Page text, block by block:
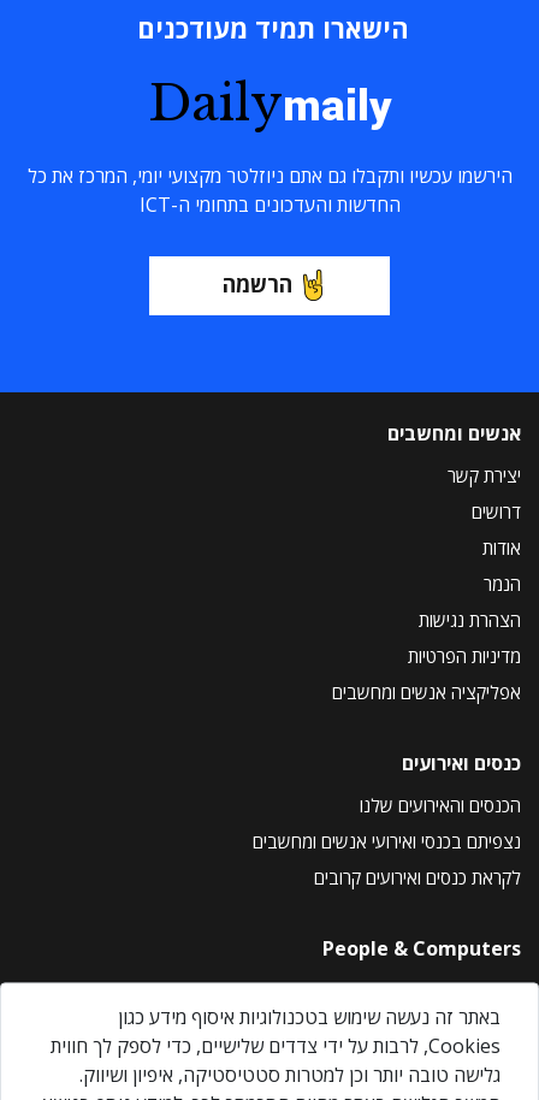
הישארו תמיד מעודכנים
Dailymaily
הירשמו עכשיו ותקבלו גם אתם ניוזלטר מקצועי יומי, המרכז את כל
החדשות והעדכונים בתחומי ה-ICT
הרשמה
אנשים ומחשבים
יצירת קשר
דרושים
אודות
הנמר
הצהרת נגישות
מדיניות הפרטיות
אפליקציה אנשים ומחשבים
כנסים ואירועים
הכנסים והאירועים שלנו
נצפיתם בכנסי ואירועי אנשים ומחשבים
לקראת כנסים ואירועים קרובים
People & Computers
About Us
Privacy Policy
Contact Us
באתר זה נעשה שימוש בטכנולוגיות איסוף מידע כגון
Cookies, לרבות על ידי צדדים שלישיים, כדי לספק לך חווית
גלישה טובה יותר וכן למטרות סטטיסטיקה, איפיון ושיווק.